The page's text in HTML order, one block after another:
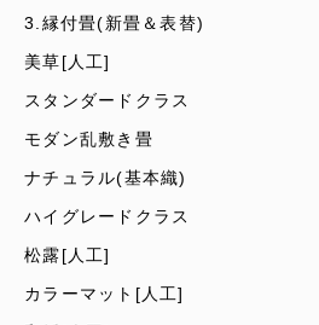
3.縁付畳(新畳＆表替)
美草[人工]
スタンダードクラス
モダン乱敷き畳
ナチュラル(基本織)
ハイグレードクラス
松露[人工]
カラーマット[人工]